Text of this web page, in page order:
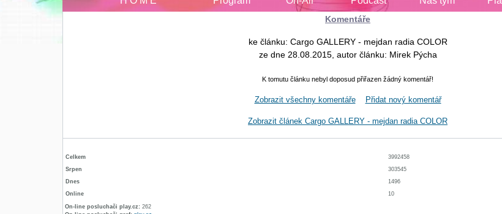
Komentáře
ke článku: Cargo GALLERY - mejdan radia COLOR
ze dne 28.08.2015, autor článku: Mirek Pýcha
K tomutu článku nebyl doposud přiřazen žádný komentář!
Zobrazit všechny komentáře Přidat nový komentář
Zobrazit článek Cargo GALLERY - mejdan radia COLOR
Celkem
3992458
Srpen
303545
Dnes
1496
Online
10
On-line posluchači play.cz: 262